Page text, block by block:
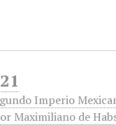
Imperio
Maximiliano de